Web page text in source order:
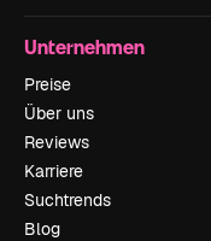
Unternehmen
Preise
Über uns
Reviews
Karriere
Suchtrends
Blog